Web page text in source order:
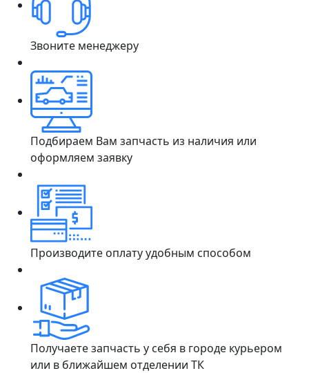
Звоните менеджеру
Подбираем Вам запчасть из наличия или
оформляем заявку
Производите оплату удобным способом
Получаете запчасть у себя в городе курьером
или в ближайшем отделении ТК